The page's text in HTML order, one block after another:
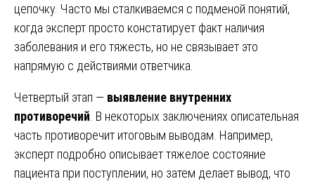
цепочку. Часто мы сталкиваемся с подменой понятий,
когда эксперт просто констатирует факт наличия
заболевания и его тяжесть, но не связывает это
напрямую с действиями ответчика.
Четвертый этап — выявление внутренних
противоречий . В некоторых заключениях описательная
часть противоречит итоговым выводам. Например,
эксперт подробно описывает тяжелое состояние
пациента при поступлении, но затем делает вывод, что